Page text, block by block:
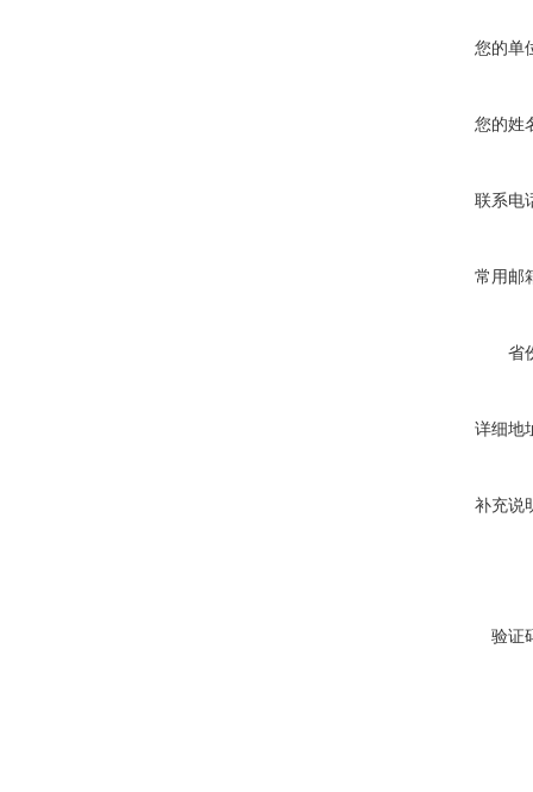
您的单
您的姓
联系电
常用邮
省
详细地
补充说
验证